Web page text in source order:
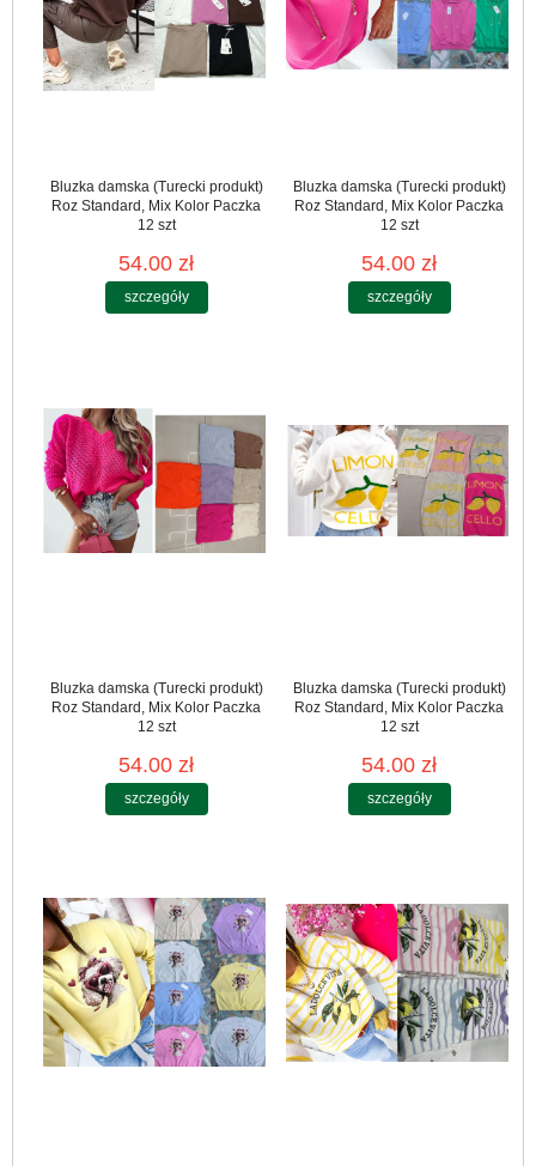
Bluzka damska (Turecki produkt)
Roz Standard, Mix Kolor Paczka
12 szt
54.00 zł
szczegóły
Bluzka damska (Turecki produkt)
Roz Standard, Mix Kolor Paczka
12 szt
54.00 zł
szczegóły
Bluzka damska (Turecki produkt)
Roz Standard, Mix Kolor Paczka
12 szt
54.00 zł
szczegóły
Bluzka damska (Turecki produkt)
Roz Standard, Mix Kolor Paczka
12 szt
54.00 zł
szczegóły